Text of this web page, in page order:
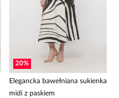
20%
Elegancka bawełniana sukienka
midi z paskiem